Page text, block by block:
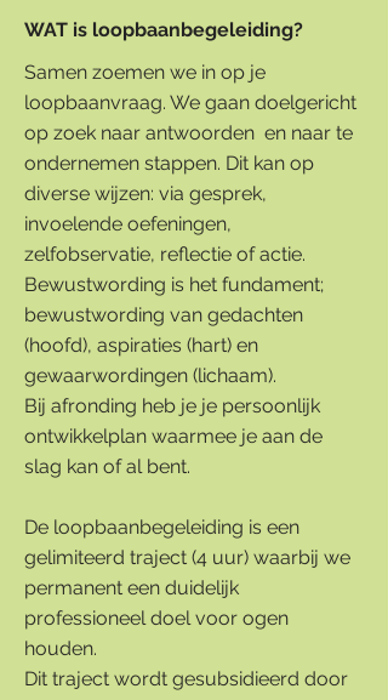
WAT is loopbaanbegeleiding?
Samen zoemen we in op je
loopbaanvraag. We gaan doelgericht
op zoek naar antwoorden en naar te
ondernemen stappen. Dit kan op
diverse wijzen: via gesprek,
invoelende oefeningen,
zelfobservatie, reflectie of actie.
Bewustwording is het fundament;
bewustwording van gedachten
(hoofd), aspiraties (hart) en
gewaarwordingen (lichaam).
Bij afronding heb je je persoonlijk
ontwikkelplan waarmee je aan de
slag kan of al bent.
De loopbaanbegeleiding is een
gelimiteerd traject (4 uur) waarbij we
permanent een duidelijk
professioneel doel voor ogen
houden.
Dit traject wordt gesubsidieerd door